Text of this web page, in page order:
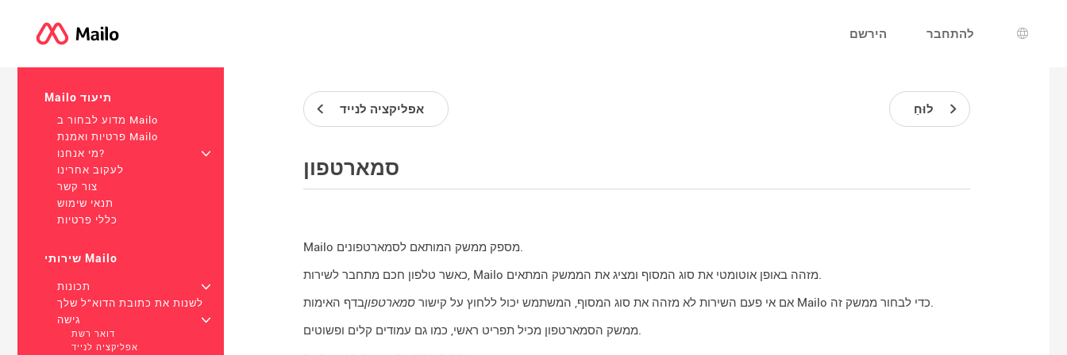
הירשם להתחבר
שפה
Mailo תיעוד
מדוע לבחור ב Mailo
פרטיות ואמנת Mailo
מי אנחנו?
+
לעקוב אחרינו
צור קשר
תנאי שימוש
כללי פרטיות
שירותי Mailo
תכונות
+
לשנות את כתובת הדוא"ל שלך
גישה
+
דואר רשת
אפליקציה לנייד
אפליקציה לנייד לוּחַ
סמארטפון
Mailo מספק ממשק המותאם לסמארטפונים.
כאשר טלפון חכם מתחבר לשירות, Mailo מזהה באופן אוטומטי את סוג המסוף ומציג את הממשק המתאים.
אם אי פעם השירות לא מזהה את סוג המסוף, המשתמש יכול ללחוץ על קישור סמארטפון
בדף האימות Mailo כדי לבחור ממשק זה.
ממשק הסמארטפון מכיל תפריט ראשי, כמו גם עמודים קלים ופשוטים.